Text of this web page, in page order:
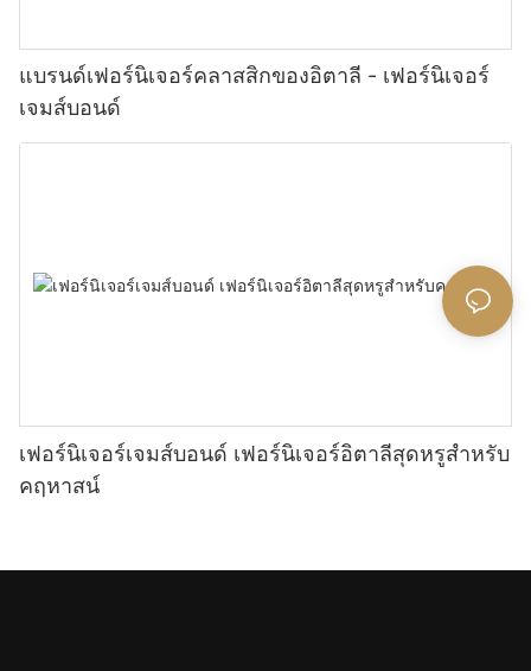
แบรนด์เฟอร์นิเจอร์คลาสสิกของอิตาลี - เฟอร์นิเจอร์
เจมส์บอนด์
เฟอร์นิเจอร์เจมส์บอนด์ เฟอร์นิเจอร์อิตาลีสุดหรูสำหรับ
คฤหาสน์